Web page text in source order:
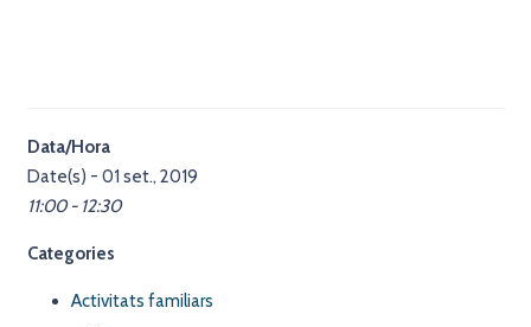
Data/Hora
Date(s) - 01 set., 2019
11:00 - 12:30
Categories
Activitats familiars